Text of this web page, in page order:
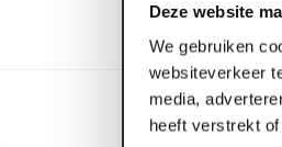
Deze website
We gebruiken
websiteverkeer
media,
heeft verstrekt